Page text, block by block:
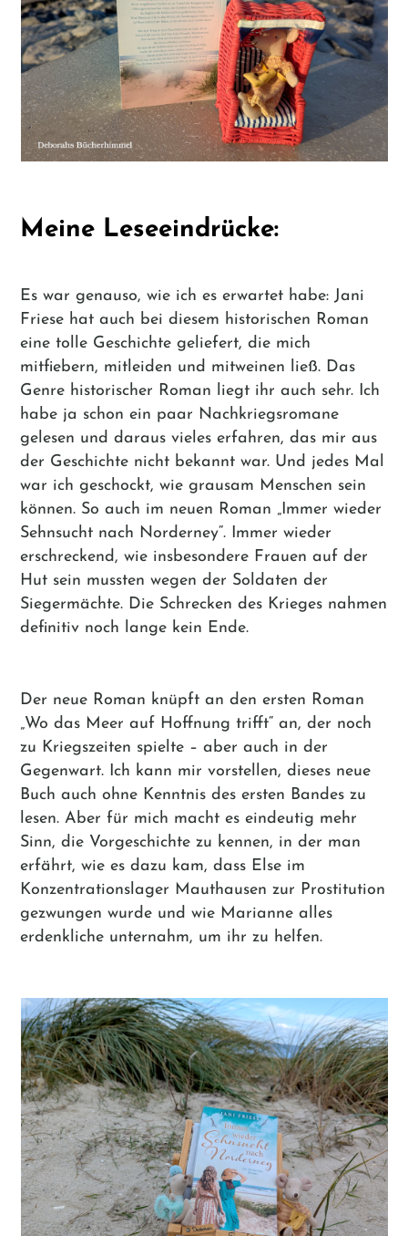
Meine Leseeindrücke:
Es war genauso, wie ich es erwartet habe: Jani
Friese hat auch bei diesem historischen Roman
eine tolle Geschichte geliefert, die mich
mitfiebern, mitleiden und mitweinen ließ. Das
Genre historischer Roman liegt ihr auch sehr. Ich
habe ja schon ein paar Nachkriegsromane
gelesen und daraus vieles erfahren, das mir aus
der Geschichte nicht bekannt war. Und jedes Mal
war ich geschockt, wie grausam Menschen sein
können. So auch im neuen Roman „Immer wieder
Sehnsucht nach Norderney“. Immer wieder
erschreckend, wie insbesondere Frauen auf der
Hut sein mussten wegen der Soldaten der
Siegermächte. Die Schrecken des Krieges nahmen
definitiv noch lange kein Ende.
Der neue Roman knüpft an den ersten Roman
„Wo das Meer auf Hoffnung trifft“ an, der noch
zu Kriegszeiten spielte – aber auch in der
Gegenwart. Ich kann mir vorstellen, dieses neue
Buch auch ohne Kenntnis des ersten Bandes zu
lesen. Aber für mich macht es eindeutig mehr
Sinn, die Vorgeschichte zu kennen, in der man
erfährt, wie es dazu kam, dass Else im
Konzentrationslager Mauthausen zur Prostitution
gezwungen wurde und wie Marianne alles
erdenkliche unternahm, um ihr zu helfen.